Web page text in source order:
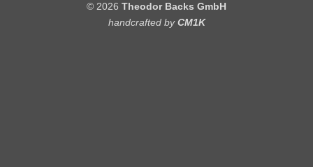
© 2026 Theodor Backs GmbH
handcrafted byCM1K